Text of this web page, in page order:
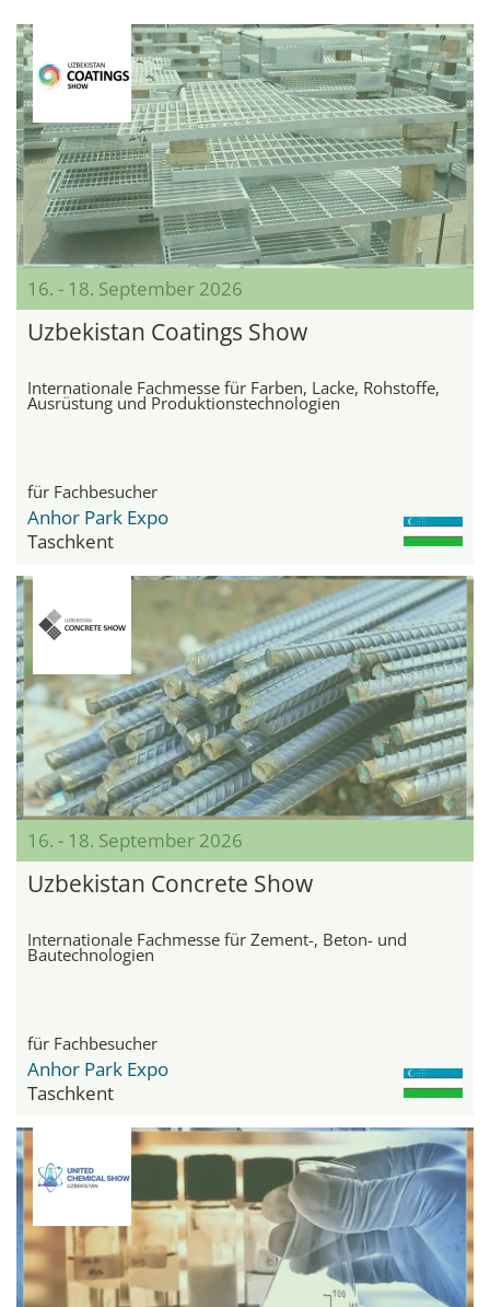
16. - 18. September 2026
Uzbekistan Coatings Show
Internationale Fachmesse für Farben, Lacke, Rohstoffe,
Ausrüstung und Produktionstechnologien
für Fachbesucher
Anhor Park Expo
Taschkent
16. - 18. September 2026
Uzbekistan Concrete Show
Internationale Fachmesse für Zement-, Beton- und
Bautechnologien
für Fachbesucher
Anhor Park Expo
Taschkent